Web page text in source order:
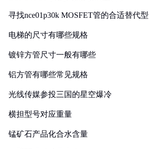
寻找nce01p30k MOSFET管的合适替代
电梯的尺寸有哪些规格
镀锌方管尺寸一般有哪些
铝方管有哪些常见规格
光线传媒参投三国的星空爆冷
横担型号对应重量
锰矿石产品化合水含量